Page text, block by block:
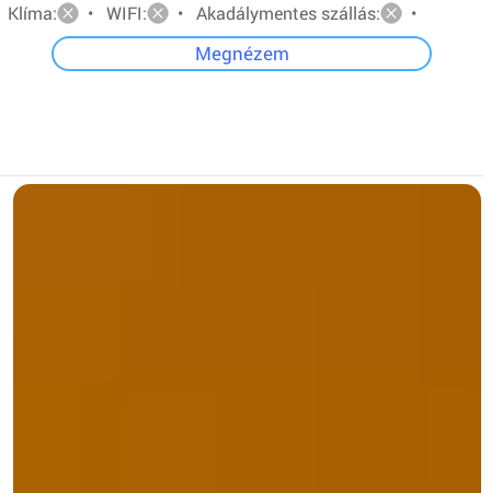
Klíma:
• WIFI: • Akadálymentes szállás: •
Megnézem